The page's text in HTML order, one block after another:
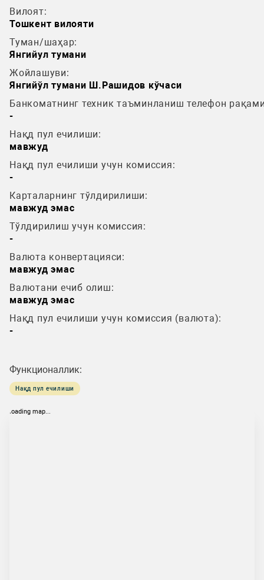
Вилоят:
Тошкент вилояти
Туман/шаҳар:
Янгийул тумани
Жойлашуви:
Янгийўл тумани Ш.Рашидов кўчаси
Банкоматнинг техник таъминланиш телефон
-
Нақд пул ечилиши:
мавжуд
Нақд пул ечилиши учун комиссия:
-
Карталарнинг тўлдирилиши:
мавжуд эмас
Тўлдирилиш учун комиссия:
-
Валюта конвертацияси:
мавжуд эмас
Валютани ечиб олиш:
мавжуд эмас
Нақд пул ечилиши учун комиссия (валюта):
-
Функционаллик:
Нақд пул ечилиши
loading map...